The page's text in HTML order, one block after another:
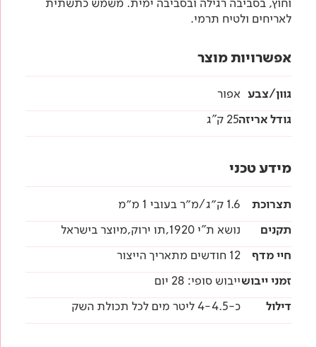
וחוץ, בסביבה רגילה ובסביבה ימית. משמש כתשתית
לאריחים ולטיח תרמי.
אפשרויות מוצר
גוון/צבע אפור
גודל אריזה25 ק"ג
מידע טכני
תצרוכת
1.6 ק״ג/מ״ר בעובי 1 מ״מ
תקנים
נושא ת"י 1920,תו ירוק,מיוצר בישראל
חיי מדף
12 חודשים מתאריך הייצור
זמני ייבושייבוש סופי: 28 יום
דילול
כ-4-4.5 ליטר מים לכל תכולת השק